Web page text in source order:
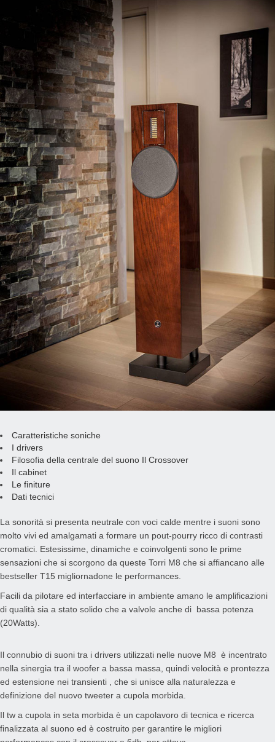
Caratteristiche soniche
I drivers
Filosofia della centrale del suono Il Crossover
Il cabinet
Le finiture
Dati tecnici
La sonorità si presenta neutrale con voci calde mentre i suoni sono
molto vivi ed amalgamati a formare un pout-pourry ricco di contrasti
cromatici. Estesissime, dinamiche e coinvolgenti sono le prime
sensazioni che si scorgono da queste Torri M8 che si affiancano alle
bestseller T15 migliornadone le performances.
Facili da pilotare ed interfacciare in ambiente amano le amplificazioni
di qualità sia a stato solido che a valvole anche di bassa potenza
(20Watts).
Il connubio di suoni tra i drivers utilizzati nelle nuove M8 è incentrato
nella sinergia tra il woofer a bassa massa, quindi velocità e prontezza
ed estensione nei transienti , che si unisce alla naturalezza e
definizione del nuovo tweeter a cupola morbida.
Il tw a cupola in seta morbida è un capolavoro di tecnica e ricerca
finalizzata al suono ed è costruito per garantire le migliori